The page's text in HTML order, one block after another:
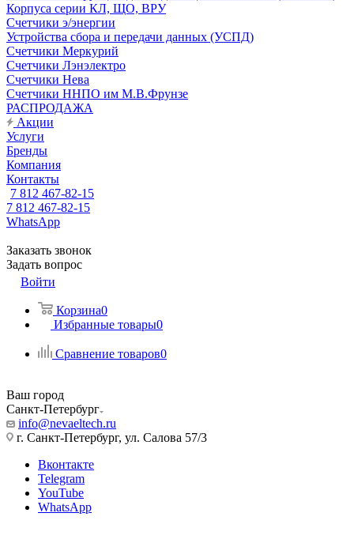
Корпуса серии КЛ, ЩО, ВРУ
Счетчики э/энергии
Устройства сбора и передачи данных (УСПД)
Счетчики Меркурий
Счетчики Лэнэлектро
Счетчики Нева
Счетчики ННПО им М.В.Фрунзе
РАСПРОДАЖА
Акции
Услуги
Бренды
Компания
Контакты
7 812 467-82-15
7 812 467-82-15
WhatsApp
Заказать звонок
Задать вопрос
Войти
Корзина0
Избранные товары0
Сравнение товаров0
Ваш город
Санкт-Петербург
info@nevaeltech.ru
г. Санкт-Петербург, ул. Салова 57/3
Вконтакте
Telegram
YouTube
WhatsApp